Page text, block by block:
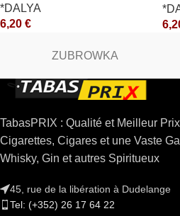
*DALYA
6,20 €
ZUBROWKA
TabasPRIX : Qualité et Meilleur
Cigarettes, Cigares et une Vaste
Whisky, Gin et autres Spiritueux
45, rue de la libération à Dudelange
Tel: (+352) 26 17 64 22